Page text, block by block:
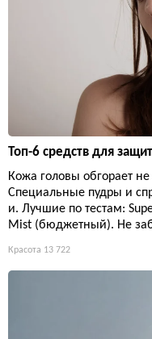
Топ-6 средств для
Кожа головы обгорает
Специальные пудры и
и. Лучшие по тестам:
Mist (бюджетный). Не
Красота 13 722